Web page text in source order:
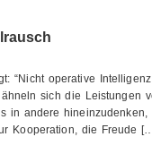
“Nicht operative
sich die Leistungen
in andere
Kooperation, die Freude